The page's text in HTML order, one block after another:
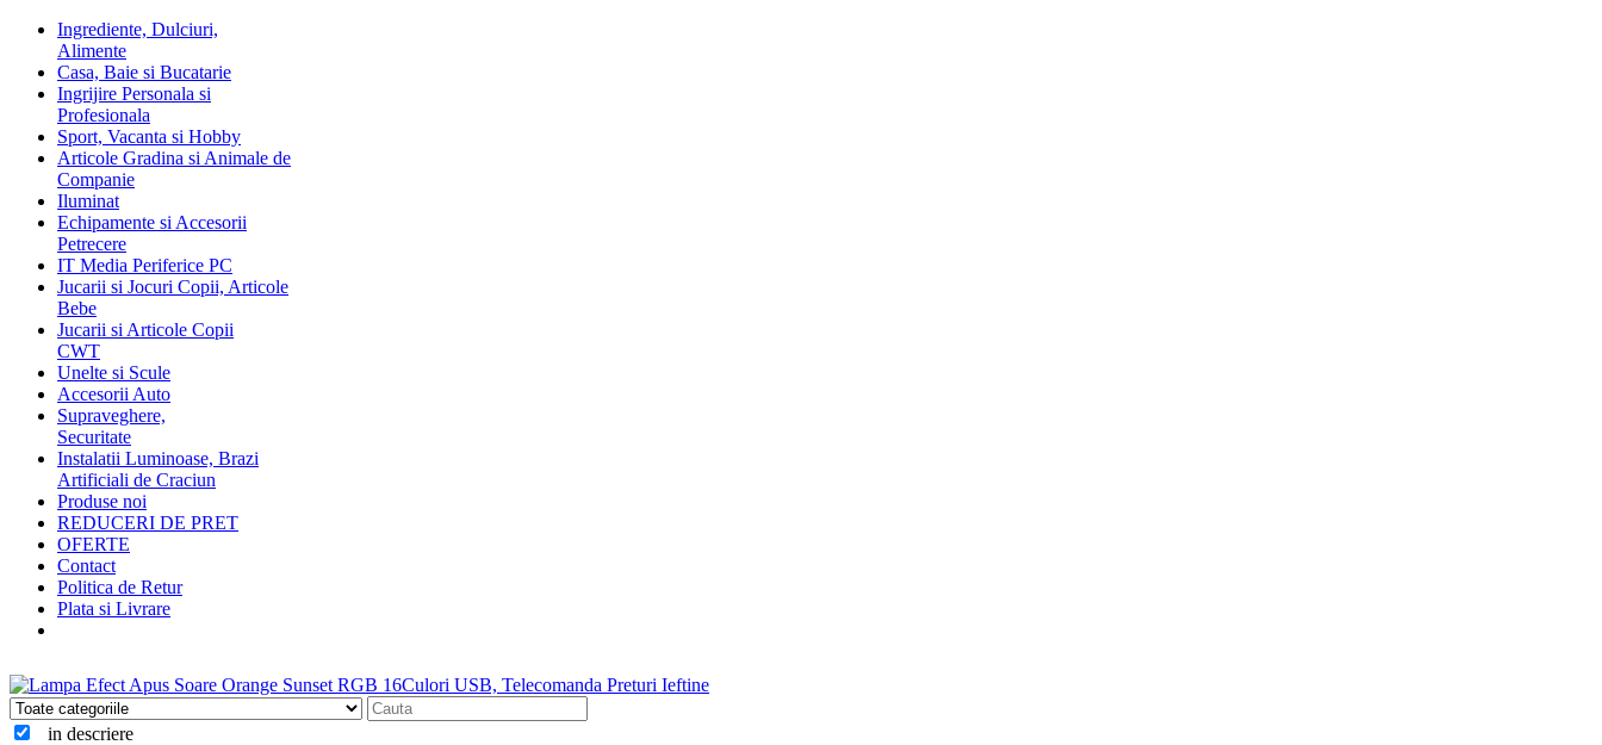
Ingrediente, Dulciuri,
Alimente
Casa, Baie si Bucatarie
Ingrijire Personala si
Profesionala
Sport, Vacanta si Hobby
Articole Gradina si Animale de
Companie
Iluminat
Echipamente si Accesorii
Petrecere
IT Media Periferice PC
Jucarii si Jocuri Copii, Articole
Bebe
Jucarii si Articole Copii
CWT
Unelte si Scule
Accesorii Auto
Supraveghere,
Securitate
Instalatii Luminoase, Brazi
Artificiali de Craciun
Produse noi
REDUCERI DE PRET
OFERTE
Contact
Politica de Retur
Plata si Livrare
in descriere